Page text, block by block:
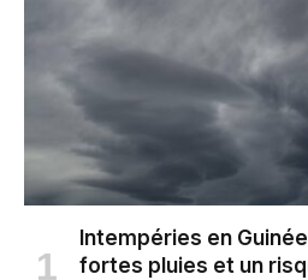
Intempéries en
fortes pluies et un